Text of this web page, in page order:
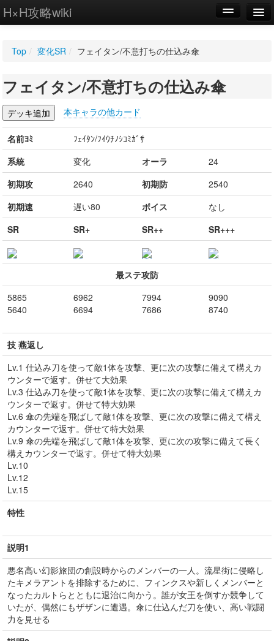
H×H攻略wiki
WIKI
設定
Top / 変化SR / フェイタン/不意打ちの仕込み傘
フェイタン/不意打ちの仕込み傘
本キャラの他カード
名前ﾖﾐ
ﾌｪｲﾀﾝ/ﾌｲｳﾁﾉｼｺﾐｶﾞｻ
系統
変化 オーラ
24
初期攻
2640 初期防
2540
初期速
遅い80 ボイス
なし
SR
SR+ SR++ SR+++
最ステ攻防
5865
5640
6962
6694
7994
7686
9090
8740
技 燕返し
Lv.1 仕込み刀を使って敵1体を攻撃、更に次の攻撃に備えて構えカ
ウンターで返す。併せて大効果
Lv.3 仕込み刀を使って敵1体を攻撃、更に次の攻撃に備えて構えカ
ウンターで返す。併せて特大効果
Lv.6 傘の先端を飛ばして敵1体を攻撃、更に次の攻撃に備えて構え
カウンターで返す。併せて特大効果
Lv.9 傘の先端を飛ばして敵1体を攻撃、更に次の攻撃に備えて長く
構えカウンターで返す。併せて特大効果
Lv.10
Lv.12
Lv.15
特性
説明1
悪名高い幻影旅団の創設時からのメンバーの一人。流星街に侵略し
たキメラアントを排除するために、フィンクスや新しくメンバーと
なったカルトらとともに退治に向かう。誰が女王を倒すか競争して
いたが、偶然にもザザンに遭遇。傘に仕込んだ刀を使い、高い戦闘
力を見せる